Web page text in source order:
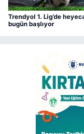
Trendyol 1. Lig’de
bugün başlıyor